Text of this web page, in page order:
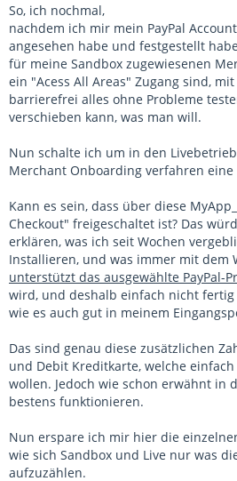
So, ich nochmal,
nachdem ich mir mein PayPal
angesehen habe und festgestellt
für meine Sandbox zugewiesenen
ein "Acess All Areas" Zugang sind,
barrierefrei alles ohne Probleme
verschieben kann, was man will.
Nun schalte ich um in den
Merchant Onboarding verfahren eine
Kann es sein, dass über diese
Checkout" freigeschaltet ist? Das
erklären, was ich seit Wochen
Installieren, und was immer mit dem
unterstützt das ausgewählte PayPal-
wird, und deshalb einfach nicht
wie es auch gut in meinem
Das sind genau diese zusätzlichen
und Debit Kreditkarte, welche
wollen. Jedoch wie schon erwähnt in
bestens funktionieren.
Nun erspare ich mir hier die
wie sich Sandbox und Live nur was
aufzuzählen.